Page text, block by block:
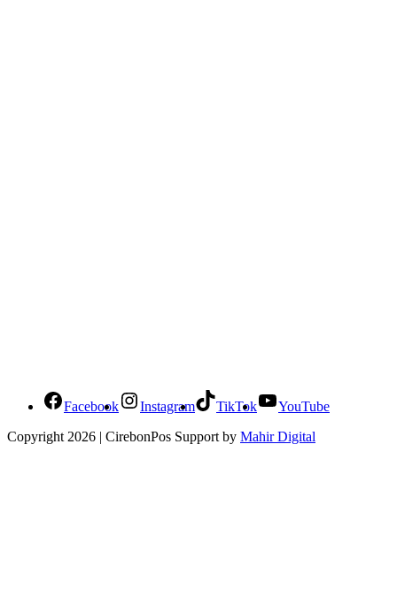
Facebook Instagram TikTok
YouTube
Copyright 2026 | CirebonPos Support by Mahir Digital